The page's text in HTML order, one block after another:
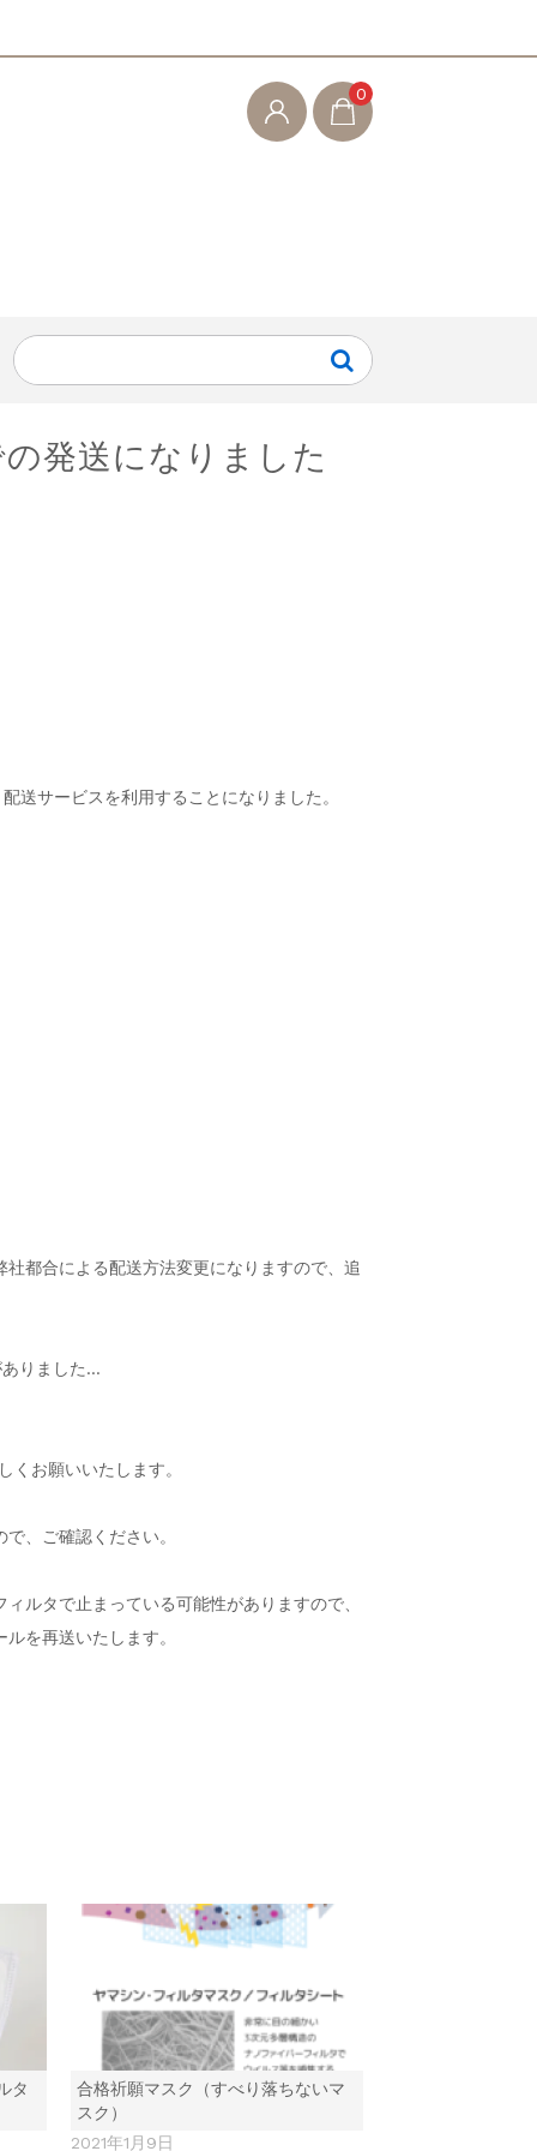
0
発送になりました
送サービスを利用することになりました。
都合による配送方法変更になりますので、追
ありました…
くお願いいたします。
、ご確認ください。
ルタで止まっている可能性がありますので、
を再送いたします。
タ
合格祈願マスク（すべり落ちないマ
スク）
2021年1月9日